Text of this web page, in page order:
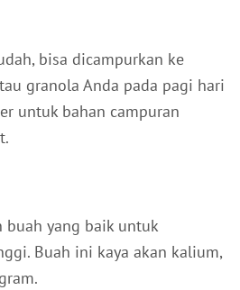
bisa dicampurkan ke
granola Anda pada pagi hari
untuk bahan campuran
buah yang baik untuk
Buah ini kaya akan kalium,